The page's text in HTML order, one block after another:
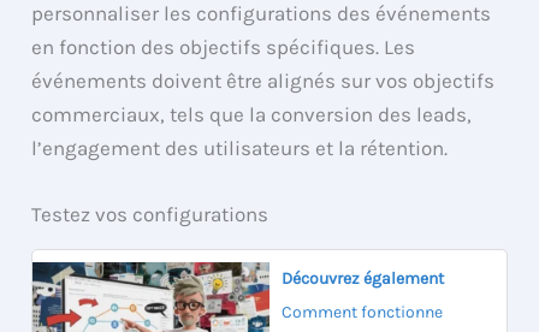
personnaliser les configurations des événements
en fonction des objectifs spécifiques. Les
événements doivent être alignés sur vos objectifs
commerciaux, tels que la conversion des leads,
l’engagement des utilisateurs et la rétention.
Testez vos configurations
Découvrez également
Comment fonctionne